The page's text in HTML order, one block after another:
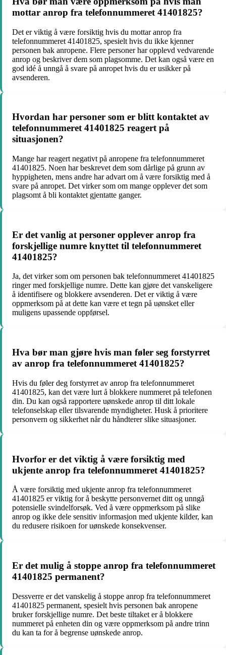
mottar anrop fra telefonnummeret 41401825?
Det er viktig å være forsiktig hvis du mottar anrop fra
telefonnummeret 41401825, spesielt hvis du ikke kjenner
personen bak anropene. Flere personer har opplevd vedvarende
anrop og beskriver dem som plagsomme. Det kan også være en
god idé å unngå å svare på anropet hvis du er usikker på
avsenderen.
Hvordan har personer som er blitt kontaktet av
telefonnummeret 41401825 reagert på
situasjonen?
Mange har reagert negativt på anropene fra telefonnummeret
41401825. Noen har beskrevet dem som dårlige på grunn av
hyppigheten, mens andre har advart om å være forsiktig med å
svare på anropet. Det virker som om mange opplever det som
plagsomt å bli kontaktet gjentatte ganger.
Er det vanlig at personer opplever anrop fra
forskjellige numre knyttet til telefonnummeret
41401825?
Ja, det virker som om personen bak telefonnummeret 41401825
ringer med forskjellige numre. Dette kan gjøre det vanskeligere
å identifisere og blokkere avsenderen. Det er viktig å være
oppmerksom på at dette kan være et tegn på uønsket eller
muligens upassende oppførsel.
Hva bør man gjøre hvis man føler seg forstyrret
av anrop fra telefonnummeret 41401825?
Hvis du føler deg forstyrret av anrop fra telefonnummeret
41401825, kan det være lurt å blokkere nummeret på telefonen
din. Du kan også rapportere uønskede anrop til ditt lokale
telefonselskap eller tilsvarende myndigheter. Husk å prioritere
personvern og sikkerhet når du håndterer slike situasjoner.
Hvorfor er det viktig å være forsiktig med
ukjente anrop fra telefonnummeret 41401825?
Å være forsiktig med ukjente anrop fra telefonnummeret
41401825 er viktig for å beskytte personvernet ditt og unngå
potensielle svindelforsøk. Ved å være oppmerksom på slike
anrop og ikke dele sensitiv informasjon med ukjente kilder, kan
du redusere risikoen for uønskede konsekvenser.
Er det mulig å stoppe anrop fra telefonnummeret
41401825 permanent?
Dessverre er det vanskelig å stoppe anrop fra telefonnummeret
41401825 permanent, spesielt hvis personen bak anropene
bruker forskjellige numre. Det beste tiltaket er å blokkere
nummeret på enheten din og være oppmerksom på andre trinn
du kan ta for å begrense uønskede anrop.